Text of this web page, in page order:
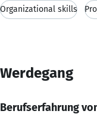
Organizational skills
Werdegang
Berufserfahrung